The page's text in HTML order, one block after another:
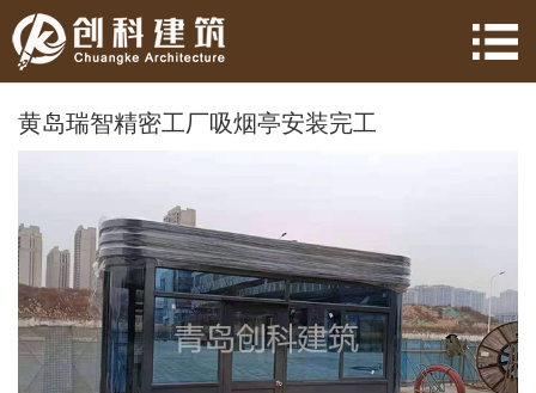
黄岛瑞智精密工厂吸烟亭安装完工